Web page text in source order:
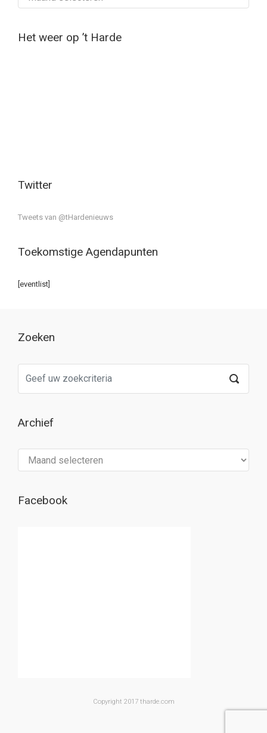
Het weer op ’t Harde
Twitter
Tweets van @tHardenieuws
Toekomstige Agendapunten
[eventlist]
Zoeken
Archief
Facebook
Copyright 2017 tharde.com